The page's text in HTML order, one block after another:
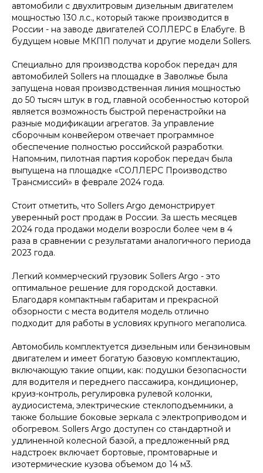
автомобили с двухлитровым дизельным двигателем
мощностью 130 л.с., который также производится в
России - на заводе двигателей СОЛЛЕРС в Елабуге. В
будущем новые МКПП получат и другие модели Sollers.
Специально для производства коробок передач для
автомобилей Sollers на площадке в Заволжье была
запущена новая производственная линия мощностью
до 50 тысяч штук в год, главной особенностью которой
является возможность быстрой перенастройки на
разные модификации агрегатов. За управление
сборочным конвейером отвечает программное
обеспечение полностью российской разработки.
Напомним, пилотная партия коробок передач была
выпущена на площадке «СОЛЛЕРС Производство
Трансмиссий» в феврале 2024 года.
Стоит отметить, что Sollers Argo демонстрирует
уверенный рост продаж в России. За шесть месяцев
2024 года продажи модели возросли более чем в 4
раза в сравнении с результатами аналогичного периода
2023 года.
Легкий коммерческий грузовик Sollers Argo - это
оптимальное решение для городской доставки.
Благодаря компактным габаритам и прекрасной
обзорности с места водителя модель отлично
подходит для работы в условиях крупного мегаполиса.
Автомобиль комплектуется дизельным или бензиновым
двигателем и имеет богатую базовую комплектацию,
включающую такие опции, как: подушки безопасности
для водителя и переднего пассажира, кондиционер,
круиз-контроль, регулировка рулевой колонки,
аудиосистема, электрические стеклоподъемники, а
также большие боковые зеркала с электроприводом и
обогревом. Sollers Argo доступен со стандартной и
удлиненной колесной базой, а предложенный ряд
надстроек включает бортовые, промтоварные и
изотермические кузова объемом до 14 м3.